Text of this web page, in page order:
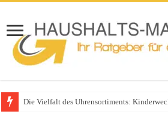
Die Vielfalt des Uhrensortiments: